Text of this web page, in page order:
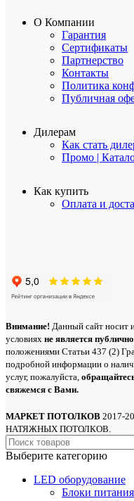
О Компании
Гарантия
Сертификаты
Партнерство
Контакты
Политика
Публичная
Дилерам
Как стать
Промо |
Как купить
Оплата и
Внимание! Данный сайт носит
условиях не является
положениями Статьи 437 (2)
подробной информации о
услуг, пожалуйста,
свяжемся с Вами.
МАРКЕТ ПОТОЛКОВ 2017-
НАТЯЖНЫХ ПОТОЛКОВ.
Выберите категорию
LED оборудование
Блоки